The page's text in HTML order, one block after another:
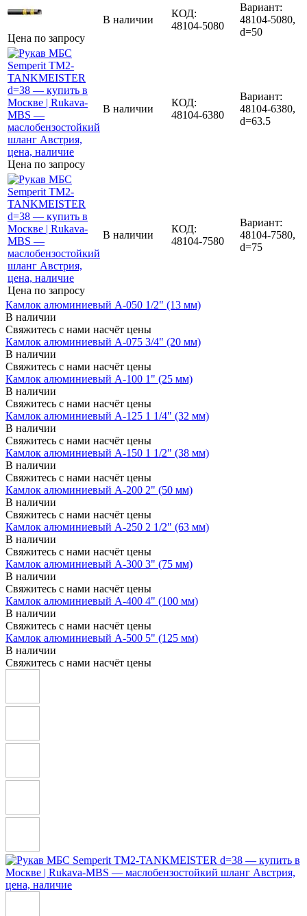
Цена по запросу
В наличии
КОД:
48104-5080
Вариант:
48104-5080,
d=50
Цена по запросу
В наличии
КОД:
48104-6380
Вариант:
48104-6380,
d=63.5
Цена по запросу
В наличии
КОД:
48104-7580
Вариант:
48104-7580,
d=75
Камлок алюминиевый A-050 1/2" (13 мм)
В наличии
Свяжитесь с нами насчёт цены
Камлок алюминиевый A-075 3/4" (20 мм)
В наличии
Свяжитесь с нами насчёт цены
Камлок алюминиевый A-100 1" (25 мм)
В наличии
Свяжитесь с нами насчёт цены
Камлок алюминиевый A-125 1 1/4" (32 мм)
В наличии
Свяжитесь с нами насчёт цены
Камлок алюминиевый A-150 1 1/2" (38 мм)
В наличии
Свяжитесь с нами насчёт цены
Камлок алюминиевый A-200 2" (50 мм)
В наличии
Свяжитесь с нами насчёт цены
Камлок алюминиевый A-250 2 1/2" (63 мм)
В наличии
Свяжитесь с нами насчёт цены
Камлок алюминиевый A-300 3" (75 мм)
В наличии
Свяжитесь с нами насчёт цены
Камлок алюминиевый A-400 4" (100 мм)
В наличии
Свяжитесь с нами насчёт цены
Камлок алюминиевый A-500 5" (125 мм)
В наличии
Свяжитесь с нами насчёт цены